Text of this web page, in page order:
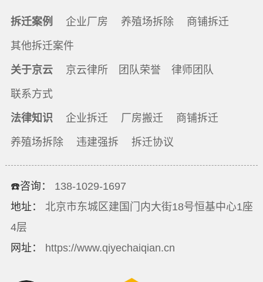
拆迁案例 企业厂房 养殖场拆除 商铺拆迁
其他拆迁案件
关于京云 京云律所 团队荣誉 律师团队
联系方式
法律知识 企业拆迁 厂房搬迁 商铺拆迁
养殖场拆除 违建强拆 拆迁协议
☎️咨询： 138-1029-1697
地址： 北京市东城区建国门内大街18号恒基中心1座
4层
网址：
https://www.qiyechaiqian.cn